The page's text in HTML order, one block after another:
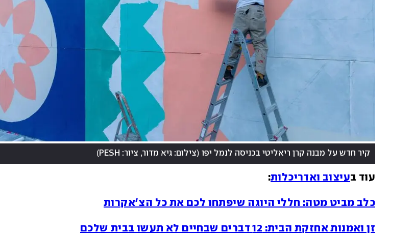
קיר חדש על מבנה קרן ריאליטי בכניסה לנמל יפו (צילום: גיא מדור, ציור: PESH )
עוד בעיצוב ואדריכלות:
כלב מביט מטה: חללי היוגה שיפתחו לכם את כל הצ'אקרות
זן ואמנות אחזקת הבית: 12 דברים שבחיים לא תעשו בבית שלכם